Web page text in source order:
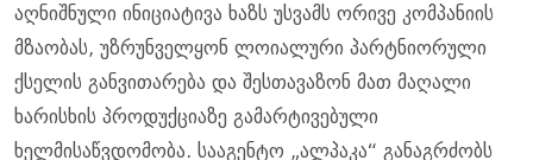
აღნიშნული ინიციატივა ხაზს უსვამს ორივე კომპანიის
მზაობას, უზრუნველყონ ლოიალური პარტნიორული
ქსელის განვითარება და შესთავაზონ მათ მაღალი
ხარისხის პროდუქციაზე გამარტივებული
ხელმისაწვდომობა. სააგენტო „ალპაკა“ განაგრძობს